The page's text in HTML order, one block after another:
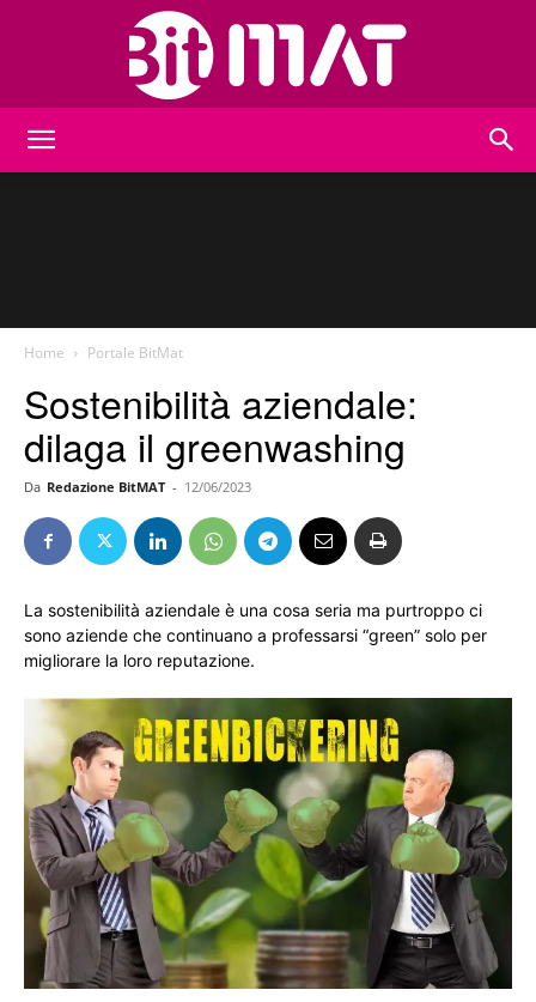
Home Portale BitMat
Sostenibilità aziendale:
dilaga il greenwashing
Da Redazione BitMAT - 12/06/2023
La sostenibilità aziendale è una cosa seria ma purtroppo ci
sono aziende che continuano a professarsi “green” solo per
migliorare la loro reputazione.